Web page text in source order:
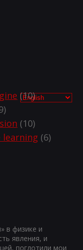
(10)
(10)
learning (6)
в физике и
явления, и
поглотили мои